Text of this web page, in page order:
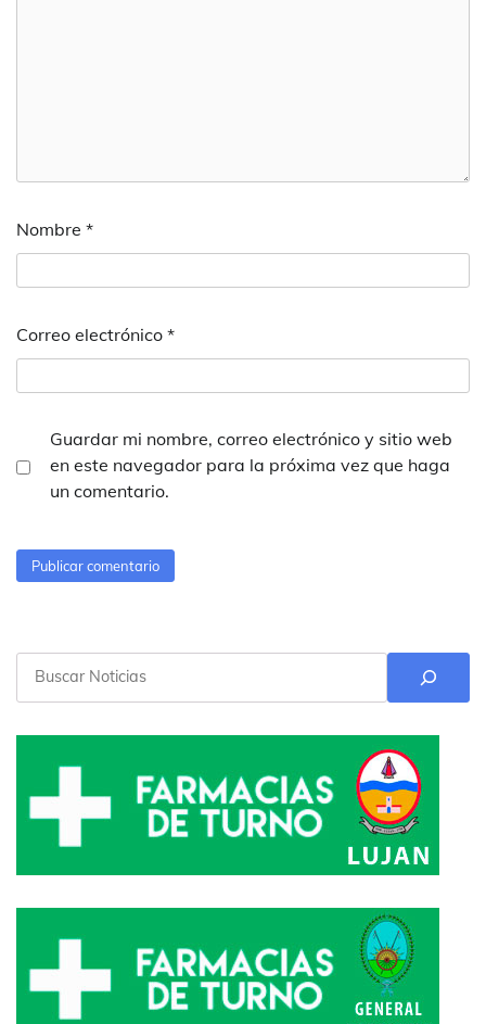
Nombre *
Correo electrónico *
Guardar mi nombre, correo electrónico y sitio web
en este navegador para la próxima vez que haga
un comentario.